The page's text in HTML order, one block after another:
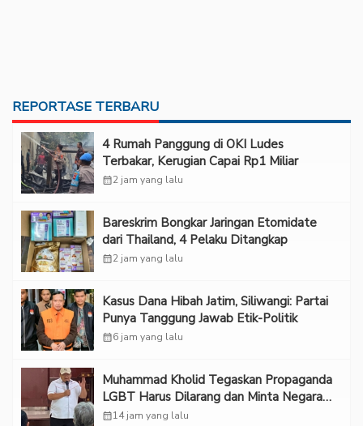
REPORTASE TERBARU
‎4 Rumah Panggung di OKI Ludes
Terbakar, Kerugian Capai Rp1 Miliar
calendar_month2 jam yang lalu
Bareskrim Bongkar Jaringan Etomidate
dari Thailand, 4 Pelaku Ditangkap
calendar_month2 jam yang lalu
Kasus Dana Hibah Jatim, Siliwangi: Partai
Punya Tanggung Jawab Etik-Politik
calendar_month6 jam yang lalu
Muhammad Kholid Tegaskan Propaganda
LGBT Harus Dilarang dan Minta Negara
Melindungi Korban
calendar_month14 jam yang lalu